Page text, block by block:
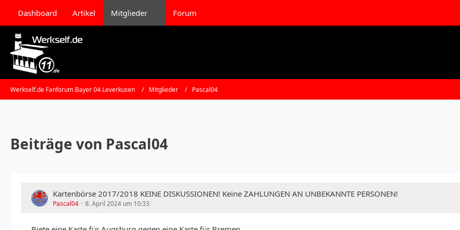
Dashboard Artikel Mitglieder Forum
Werkself.de Fanforum Bayer 04 Leverkusen Mitglieder Pascal04
Beiträge von Pascal04
Kartenbörse 2017/2018 KEINE DISKUSSIONEN! Keine ZAHLUNGEN AN UNBEKANNTE PERSONEN!
Pascal04 8. April 2024 um 10:33